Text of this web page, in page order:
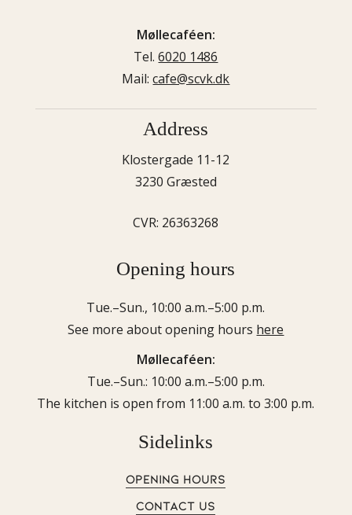
Sidelinks
OPENING HOURS
CONTACT US
Opening hours
Tue.–Sun., 10:00 a.m.–5:00 p.m.
See more about opening hours here
Møllecaféen:
Tue.–Sun.: 10:00 a.m.–5:00 p.m.
The kitchen is open from 11:00 a.m. to 3:00 p.m.
Møllecaféen:
Tel.6020 1486
Mail:cafe@scvk.dk
Address
Klostergade 11-12
3230 Græsted
CVR: 26363268